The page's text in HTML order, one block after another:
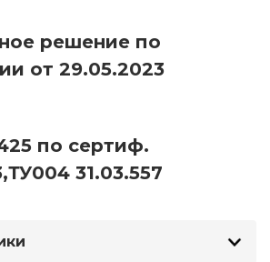
решение по
от 29.05.2023
по сертиф.
31.03.557